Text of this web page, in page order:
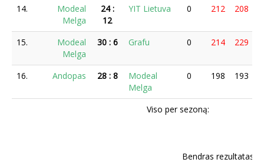
14.
Modeal
Melga
24 :
12
YIT Lietuva 0 212 208
15.
Modeal
Melga
30 : 6 Grafu 0 214 229
16. Andopas 28 : 8
Modeal
Melga
0 198 193
Viso per sezoną:
Bendras rezultatas